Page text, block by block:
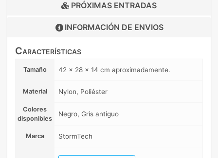
PRÓXIMAS ENTRADAS
INFORMACIÓN DE ENVIOS
Características
Tamaño 42 x 28 x 14 cm aproximadamente.
Material Nylon, Poliéster
Colores
disponibles
Negro, Gris antiguo
Marca StormTech